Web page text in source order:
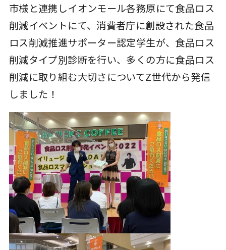
市様と連携しイオンモール各務原にて食品ロス
削減イベントにて、消費者庁に創設された食品
ロス削減推進サポーター認定学生が、食品ロス
削減タイプ別診断を行い、多くの方に食品ロス
削減に取り組む大切さについてZ世代から発信
しました！